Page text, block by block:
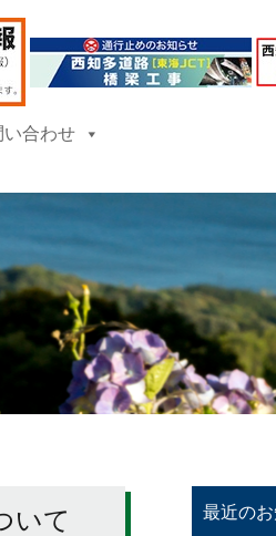
合わせ
いて 最近の